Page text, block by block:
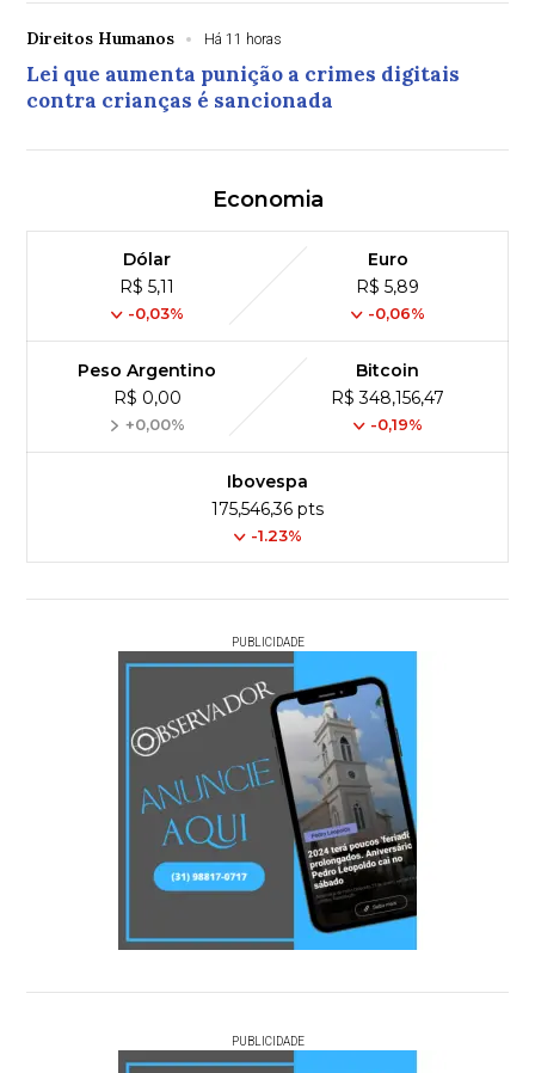
Direitos Humanos Há 11 horas
Lei que aumenta punição a crimes digitais
contra crianças é sancionada
Economia
Dólar
R$ 5,11
-0,03%
Euro
R$ 5,89
-0,06%
Peso Argentino
R$ 0,00
+0,00%
Bitcoin
R$ 348,156,47
-0,19%
Ibovespa
175,546,36 pts
-1.23%
PUBLICIDADE
PUBLICIDADE